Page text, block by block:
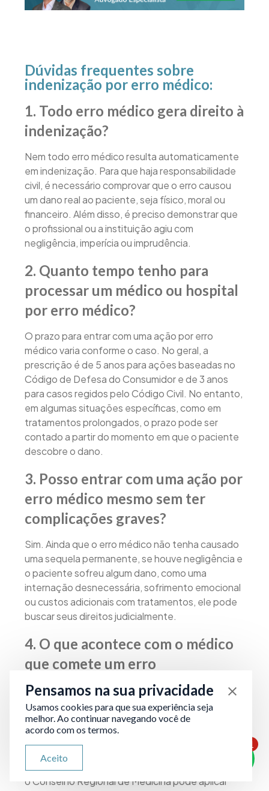
Dúvidas frequentes sobre
indenização por erro médico:
1. Todo erro médico gera direito à
indenização?
Nem todo erro médico resulta automaticamente
em indenização. Para que haja responsabilidade
civil, é necessário comprovar que o erro causou
um dano real ao paciente, seja físico, moral ou
financeiro. Além disso, é preciso demonstrar que
o profissional ou a instituição agiu com
negligência, imperícia ou imprudência.
2. Quanto tempo tenho para
processar um médico ou hospital
por erro médico?
O prazo para entrar com uma ação por erro
médico varia conforme o caso. No geral, a
prescrição é de 5 anos para ações baseadas no
Código de Defesa do Consumidor e de 3 anos
para casos regidos pelo Código Civil. No entanto,
em algumas situações específicas, como em
tratamentos prolongados, o prazo pode ser
contado a partir do momento em que o paciente
descobre o dano.
3. Posso entrar com uma ação por
erro médico mesmo sem ter
complicações graves?
Sim. Ainda que o erro médico não tenha causado
uma sequela permanente, se houve negligência e
o paciente sofreu algum dano, como uma
internação desnecessária, sofrimento emocional
ou custos adicionais com tratamentos, ele pode
buscar seus direitos judicialmente.
4. O que acontece com o médico
que comete um erro
comprovado?
A depender da gravidade do caso, o médico pode
sofrer sanções civis, penais e éticas. No âmbito
civil, pode ser condenado a indenizar o paciente.
No penal, pode responder por crimes como lesão
o Conselho Regional de Medicina pode aplicar
1
Pensamos na sua privacidade
Usamos cookies para que sua experiência seja
melhor. Ao continuar navegando você de
acordo com os termos.
Aceito